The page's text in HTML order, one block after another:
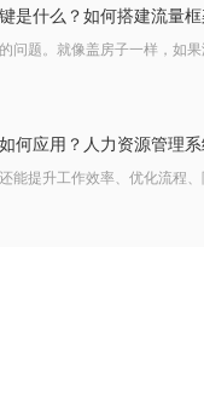
是什么？如何搭建流量
问题。就像盖房子一样，如
何应用？人力资源管理
能提升工作效率、优化流程